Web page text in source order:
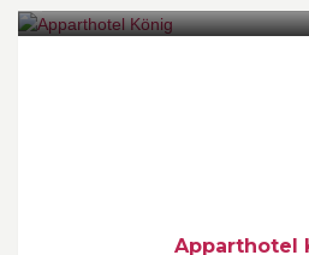
Apparthotel